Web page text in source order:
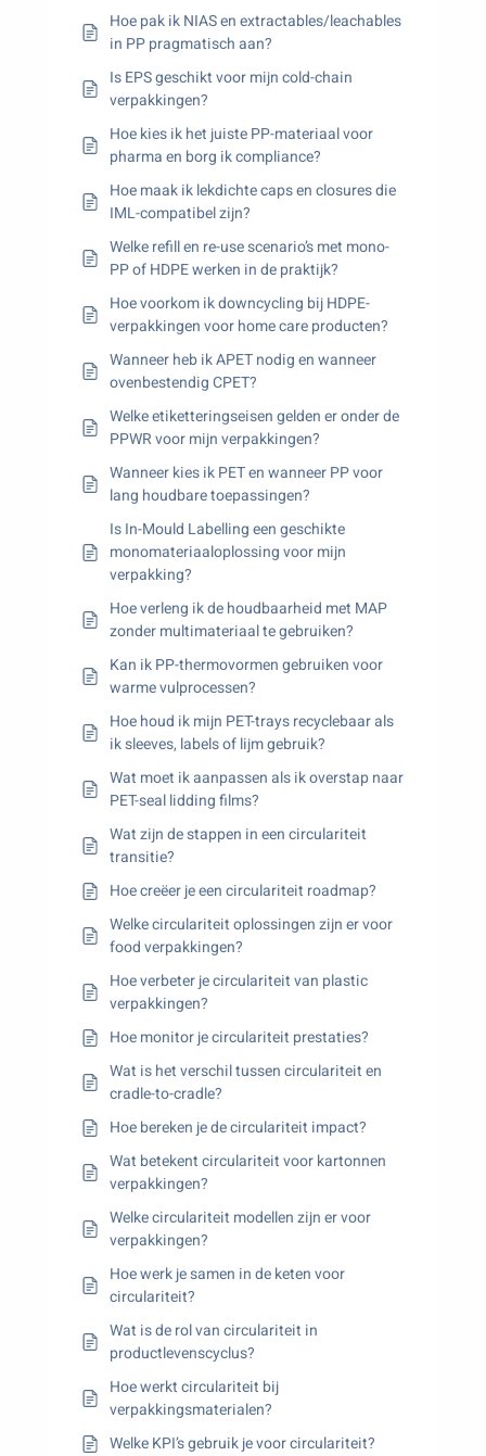
Hoe pak ik NIAS en extractables/leachables
in PP pragmatisch aan?
Is EPS geschikt voor mijn cold-chain
verpakkingen?
Hoe kies ik het juiste PP-materiaal voor
pharma en borg ik compliance?
Hoe maak ik lekdichte caps en closures die
IML-compatibel zijn?
Welke refill en re-use scenario’s met mono-
PP of HDPE werken in de praktijk?
Hoe voorkom ik downcycling bij HDPE-
verpakkingen voor home care producten?
Wanneer heb ik APET nodig en wanneer
ovenbestendig CPET?
Welke etiketteringseisen gelden er onder de
PPWR voor mijn verpakkingen?
Wanneer kies ik PET en wanneer PP voor
lang houdbare toepassingen?
Is In-Mould Labelling een geschikte
monomateriaaloplossing voor mijn
verpakking?
Hoe verleng ik de houdbaarheid met MAP
zonder multimateriaal te gebruiken?
Kan ik PP-thermovormen gebruiken voor
warme vulprocessen?
Hoe houd ik mijn PET-trays recyclebaar als
ik sleeves, labels of lijm gebruik?
Wat moet ik aanpassen als ik overstap naar
PET-seal lidding films?
Wat zijn de stappen in een circulariteit
transitie?
Hoe creëer je een circulariteit roadmap?
Welke circulariteit oplossingen zijn er voor
food verpakkingen?
Hoe verbeter je circulariteit van plastic
verpakkingen?
Hoe monitor je circulariteit prestaties?
Wat is het verschil tussen circulariteit en
cradle-to-cradle?
Hoe bereken je de circulariteit impact?
Wat betekent circulariteit voor kartonnen
verpakkingen?
Welke circulariteit modellen zijn er voor
verpakkingen?
Hoe werk je samen in de keten voor
circulariteit?
Wat is de rol van circulariteit in
productlevenscyclus?
Hoe werkt circulariteit bij
verpakkingsmaterialen?
Welke KPI’s gebruik je voor circulariteit?